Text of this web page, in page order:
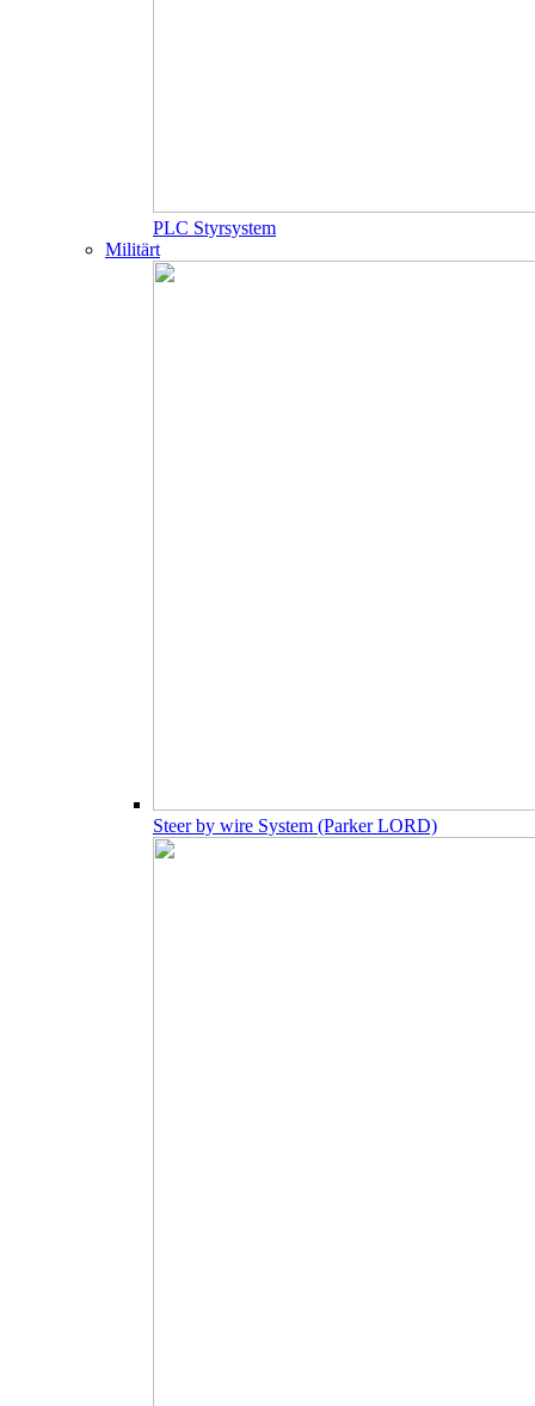
PLC Styrsystem
Militärt
Steer by wire System (Parker LORD)